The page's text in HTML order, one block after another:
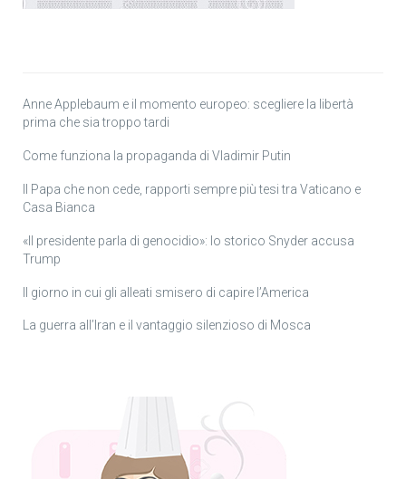
Anne Applebaum e il momento europeo: scegliere la libertà
prima che sia troppo tardi
Come funziona la propaganda di Vladimir Putin
Il Papa che non cede, rapporti sempre più tesi tra Vaticano e
Casa Bianca
«Il presidente parla di genocidio»: lo storico Snyder accusa
Trump
Il giorno in cui gli alleati smisero di capire l’America
La guerra all’Iran e il vantaggio silenzioso di Mosca